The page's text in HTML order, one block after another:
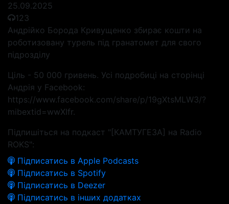
25.09.2025
123
Андрійко Борода Кривущенко збирає кошти на
роботизовану турель під гранатомет для свого
підрозділу
Ціль - 50 000 гривень. Усі подробиці на сторінці
Андрія у Facebook:
https://www.facebook.com/share/p/19gXtsMLW3/?
mibextid=wwXIfr.
Підпишіться на подкаст "[КАМТУГЕЗА] на Radio
ROKS":
Підписатись в Apple Podcasts
Підписатись в Spotify
Підписатись в Deezer
Підписатись в інших додатках